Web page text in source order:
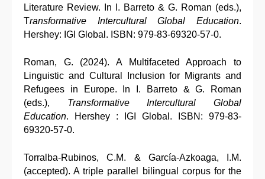
Literature Review. In I. Barreto & G. Roman (eds.),
Transformative Intercultural Global Education.
Hershey: IGI Global. ISBN: 979-83-69320-57-0.
Roman, G. (2024). A Multifaceted Approach to
Linguistic and Cultural Inclusion for Migrants and
Refugees in Europe. In I. Barreto & G. Roman
(eds.), Transformative Intercultural Global
Education. Hershey : IGI Global. ISBN: 979-83-
69320-57-0.
Torralba-Rubinos, C.M. & García-Azkoaga, I.M.
(accepted). A triple parallel bilingual corpus for the